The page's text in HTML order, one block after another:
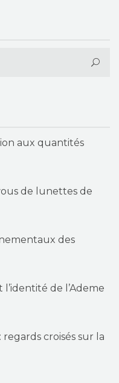
aux quantités
de lunettes de
des
de l’Ademe
croisés sur la